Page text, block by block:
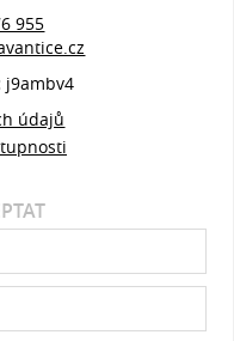
955
j9ambv4
údajů